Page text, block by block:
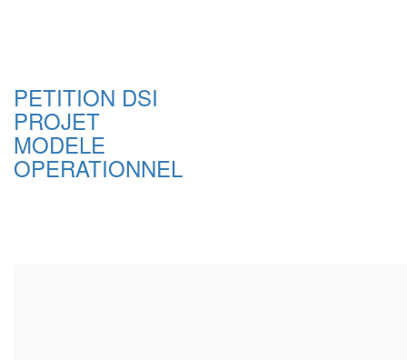
PETITION DSI
PROJET
MODELE
OPERATIONNEL